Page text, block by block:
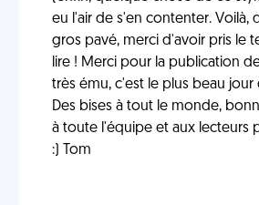
eu l'air de s'en contenter. Voilà,
gros pavé, merci d'avoir pris le
lire ! Merci pour la publication
très ému, c'est le plus beau jour
Des bises à tout le monde,
à toute l'équipe et aux lecteurs
:) Tom